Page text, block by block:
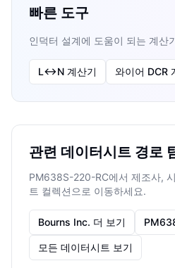
빠른 도구
인덕터 설계에 도움이 되는 계산
L↔N 계산기 와이어 DCR
관련 데이터시트 경로
PM638S-220-RC에서 제조사,
트 컬렉션으로 이동하세요.
Bourns Inc. 더 보기
모든 데이터시트 보기